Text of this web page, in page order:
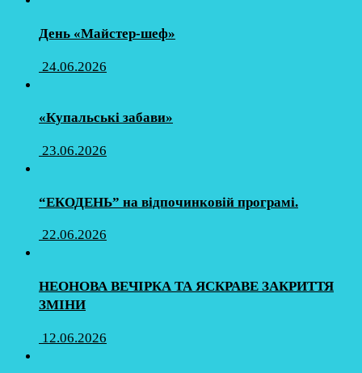
День «Майстер-шеф»
24.06.2026
«Купальські забави»
23.06.2026
“ЕКОДЕНЬ” на відпочинковій програмі.
22.06.2026
НЕОНОВА ВЕЧІРКА ТА ЯСКРАВЕ ЗАКРИТТЯ
ЗМІНИ
12.06.2026